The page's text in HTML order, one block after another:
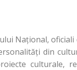
Naţional,
din
culturale,